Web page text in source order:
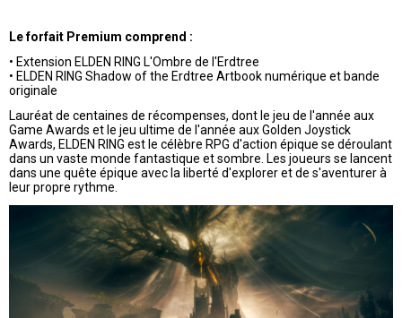
Le forfait Premium comprend :
• Extension ELDEN RING L'Ombre de l'Erdtree
• ELDEN RING Shadow of the Erdtree Artbook numérique et bande
originale
Lauréat de centaines de récompenses, dont le jeu de l'année aux
Game Awards et le jeu ultime de l'année aux Golden Joystick
Awards, ELDEN RING est le célèbre RPG d'action épique se déroulant
dans un vaste monde fantastique et sombre. Les joueurs se lancent
dans une quête épique avec la liberté d'explorer et de s'aventurer à
leur propre rythme.